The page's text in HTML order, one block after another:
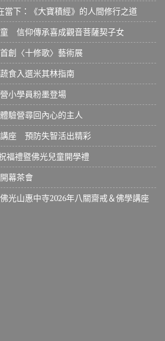
當下：《大寶積經》的人間修行之道
信仰傳承喜成觀音菩薩契子女
創〈十修歌〉藝術展
食入選米其林指南
小學員粉墨登場
驗營尋回內心的主人
座 預防失智活出精彩
福禮暨佛光兒童開學禮
幕茶會
光山惠中寺2026年八關齋戒＆佛學講座